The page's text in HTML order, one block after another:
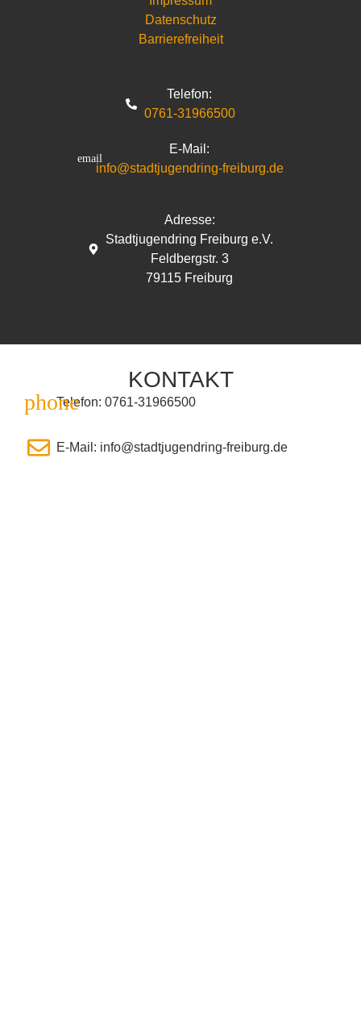
Datenschutz
Barrierefreiheit
Telefon:
0761-31966500
E-Mail:
info@stadtjugendring-freiburg.de
Adresse:
Stadtjugendring Freiburg e.V.
Feldbergstr. 3
79115 Freiburg
KONTAKT
Telefon: 0761-31966500
E-Mail: info@stadtjugendring-freiburg.de